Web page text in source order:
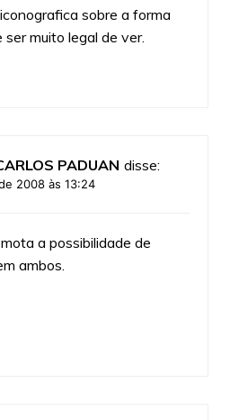
sobre a forma
muito legal de ver.
PADUAN disse:
2008 às 13:24
a possibilidade de
ambos.